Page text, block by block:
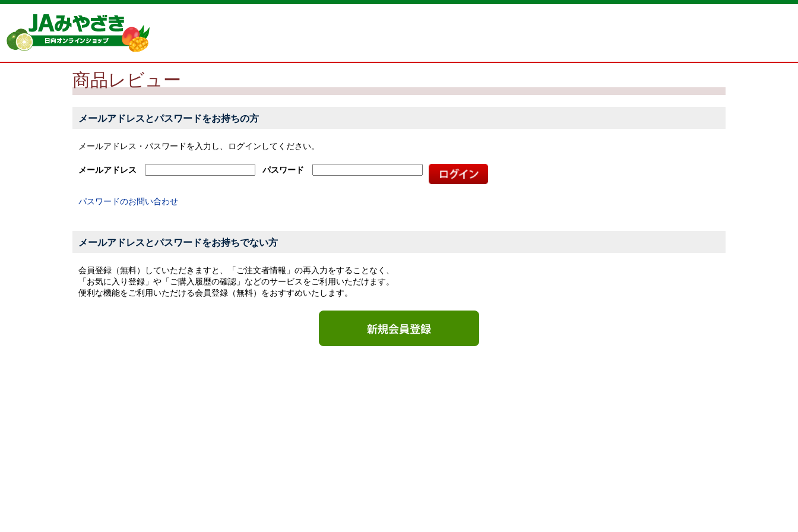
商品レビュー
メールアドレスとパスワードをお持ちの方
メールアドレス・パスワードを入力し、ログインしてください。
メールアドレス パスワード
パスワードのお問い合わせ
メールアドレスとパスワードをお持ちでない方
会員登録（無料）していただきますと、「ご注文者情報」の再入力をすることなく、
「お気に入り登録」や「ご購入履歴の確認」などのサービスをご利用いただけます。
便利な機能をご利用いただける会員登録（無料）をおすすめいたします。